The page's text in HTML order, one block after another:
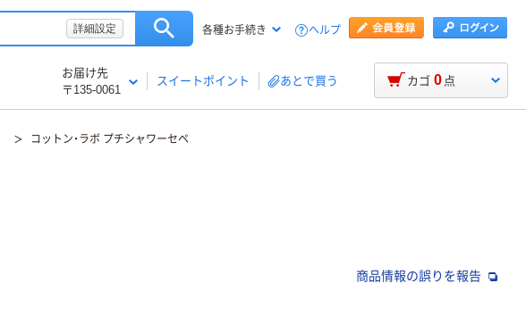
詳細設定 各種お手続き ヘルプ
お届け先
〒135-0061
スイートポイント あとで買う カゴ 0 点
コットン・ラボ プチシャワーセペ
商品情報の誤りを報告